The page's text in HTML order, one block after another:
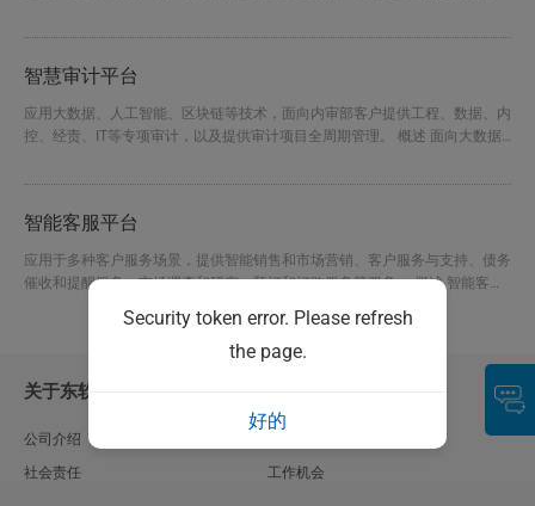
理。包括实名制、身份识别、安全认证、精准营销、电子受理单存储、业务稽
动、自动恢复工单 高性能、高可靠性、海量存储解决方案 带宽...
智慧审计平台
应用大数据、人工智能、区块链等技术，面向内审部客户提供工程、数据、内
控、经责、IT等专项审计，以及提供审计项目全周期管理。 概述 面向大数据
部审计工作提供全面支撑，包含审计作业，审计管理，审计资料可信共享，审
审计，IT审计，工程建设审计，财务审计提供有力支撑。 核...
智能客服平台
应用于多种客户服务场景，提供智能销售和市场营销、客户服务与支持、债务
催收和提醒服务、市场调查和研究、预订和订购服务等服务。 概述 智能客服
理、数据挖掘、机器学习、自然语言处理等多种技术，旨在为不同机构与客户
之间的沟通提供高效的服务型解决方案。具备全渠道接入、语音机器人、外呼
关于东软
公司介绍
社会责任
工作机会
Security token error. Please refresh
the page.
好的